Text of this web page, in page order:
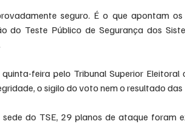
seguro. É o que apontam
do Teste Público de Segurança dos
feira pelo Tribunal Superior Eleitoral
o sigilo do voto nem o resultado das
do TSE, 29 planos de ataque foram